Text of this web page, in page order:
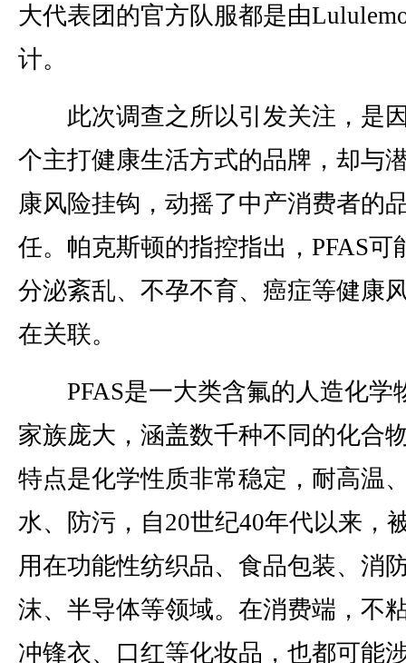
大代表团的官方队服都是由
计。
此次调查之所以引发关注，是
个主打健康生活方式的品牌，却与
康风险挂钩，动摇了中产消费者的
任。帕克斯顿的指控指出，PFAS可
分泌紊乱、不孕不育、癌症等健康
在关联。
PFAS是一大类含氟的人造化学
家族庞大，涵盖数千种不同的化合
特点是化学性质非常稳定，耐高温
水、防污，自20世纪40年代以来，
用在功能性纺织品、食品包装、消
沫、半导体等领域。在消费端，不
冲锋衣、口红等化妆品，也都可能